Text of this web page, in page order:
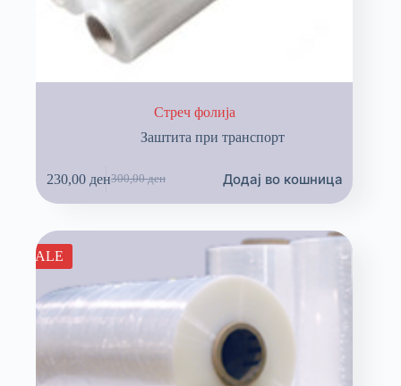
Стреч фолија
Заштита при транспорт
300,00ден
230,00 ден Додај во кошница
SALE